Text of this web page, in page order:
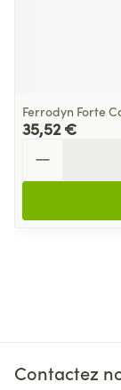
Ferrodyn Forte
35,52 €
Contactez